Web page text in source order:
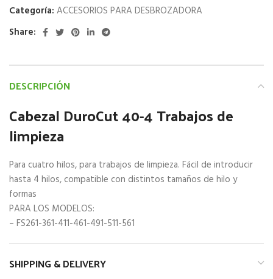
Categoría: ACCESORIOS PARA DESBROZADORA
Share:
DESCRIPCIÓN
Cabezal DuroCut 40-4 Trabajos de
limpieza
Para cuatro hilos, para trabajos de limpieza. Fácil de introducir
hasta 4 hilos, compatible con distintos tamaños de hilo y
formas
PARA LOS MODELOS:
– FS261-361-411-461-491-511-561
SHIPPING & DELIVERY